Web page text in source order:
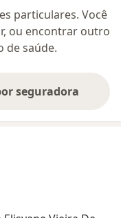
particulares. Você
ou encontrar outro
de saúde.
seguradora